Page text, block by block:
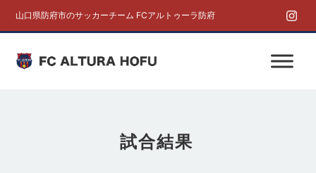
山口県防府市のサッカーチーム FCアルトゥーラ防府
試合結果